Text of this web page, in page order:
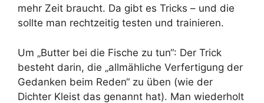
mehr Zeit braucht. Da gibt es Tricks – und die
sollte man rechtzeitig testen und trainieren.
Um „Butter bei die Fische zu tun“: Der Trick
besteht darin, die „allmähliche Verfertigung der
Gedanken beim Reden“ zu üben (wie der
Dichter Kleist das genannt hat). Man wiederholt